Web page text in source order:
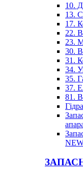
10.
13.
17.
22.
23.
30.
31.
34.
35.
37.
81.